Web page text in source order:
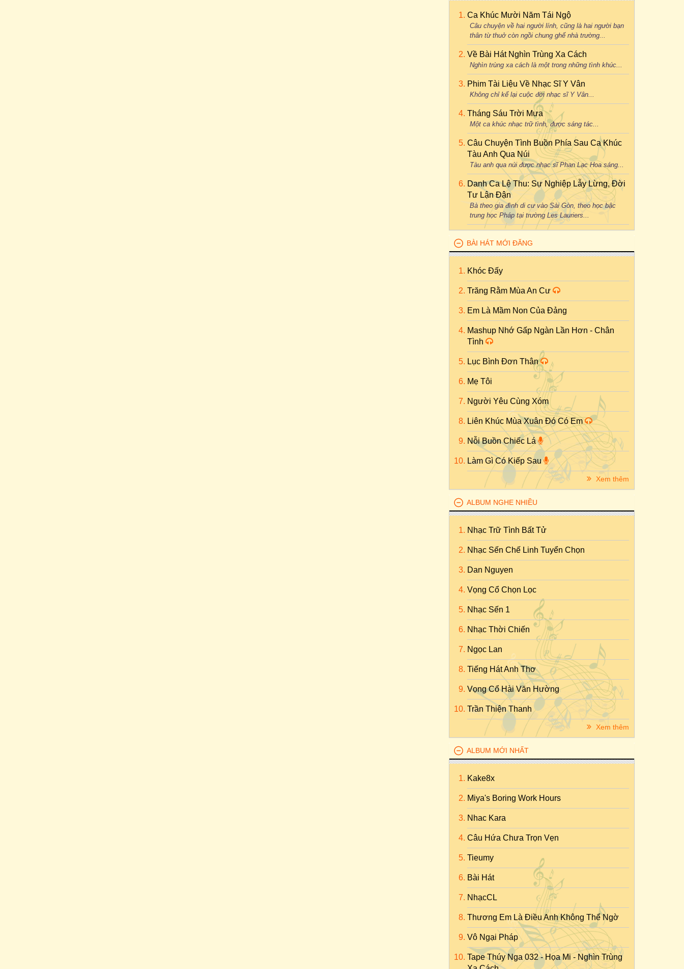
Ca Khúc Mười Năm Tái Ngộ
Câu chuyện về hai người lính, cũng là hai người bạn
thân từ thuở còn ngồi chung ghế nhà trường...
Về Bài Hát Nghìn Trùng Xa Cách
Nghìn trùng xa cách là một trong những tình khúc...
Phim Tài Liệu Về Nhạc Sĩ Y Vân
Không chỉ kể lại cuộc đời nhạc sĩ Y Vân...
Tháng Sáu Trời Mưa
Một ca khúc nhạc trữ tình, được sáng tác...
Câu Chuyện Tình Buồn Phía Sau Ca Khúc
Tàu Anh Qua Núi
Tàu anh qua núi được nhạc sĩ Phan Lạc Hoa sáng...
Danh Ca Lệ Thu: Sự Nghiệp Lẫy Lừng, Đời
Tư Lận Đận
Bà theo gia đình di cư vào Sài Gòn, theo học bậc
trung học Pháp tại trường Les Lauriers...
BÀI HÁT MỚI ĐĂNG
Khóc Đấy
Trăng Rằm Mùa An Cư
Em Là Mầm Non Của Đảng
Mashup Nhớ Gấp Ngàn Lần Hơn - Chân
Tình
Lục Bình Đơn Thân
Mẹ Tôi
Người Yêu Cùng Xóm
Liên Khúc Mùa Xuân Đó Có Em
Nỗi Buồn Chiếc Lá
Làm Gì Có Kiếp Sau
Xem thêm
ALBUM NGHE NHIỀU
Nhạc Trữ Tình Bất Tử
Nhạc Sến Chế Linh Tuyển Chọn
Dan Nguyen
Vọng Cổ Chọn Lọc
Nhạc Sến 1
Nhạc Thời Chiến
Ngọc Lan
Tiếng Hát Anh Thơ
Vọng Cổ Hài Văn Hường
Trần Thiện Thanh
Xem thêm
ALBUM MỚI NHẤT
Kake8x
Miya's Boring Work Hours
Nhac Kara
Câu Hứa Chưa Trọn Vẹn
Tieumy
Bài Hát
NhạcCL
Thương Em Là Điều Anh Không Thể Ngờ
Vô Ngại Pháp
Tape Thúy Nga 032 - Họa Mi - Nghìn Trùng